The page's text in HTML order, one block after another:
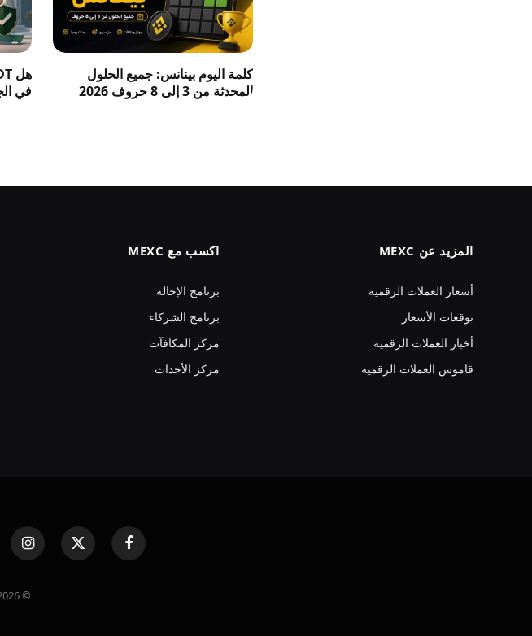
كلمة اليوم بينانس: جميع الحلول
المحدثة من 3 إلى 8 حروف 2026
في
المزيد عن MEXC
أسعار العملات الرقمية
توقعات الأسعار
أخبار العملات الرقمية
قاموس العملات الرقمية
اكسب مع MEXC
برنامج الإحالة
برنامج الشركاء
مركز المكافآت
مركز الأحداث
فيسبوك
X
(Twitter)
© 2026